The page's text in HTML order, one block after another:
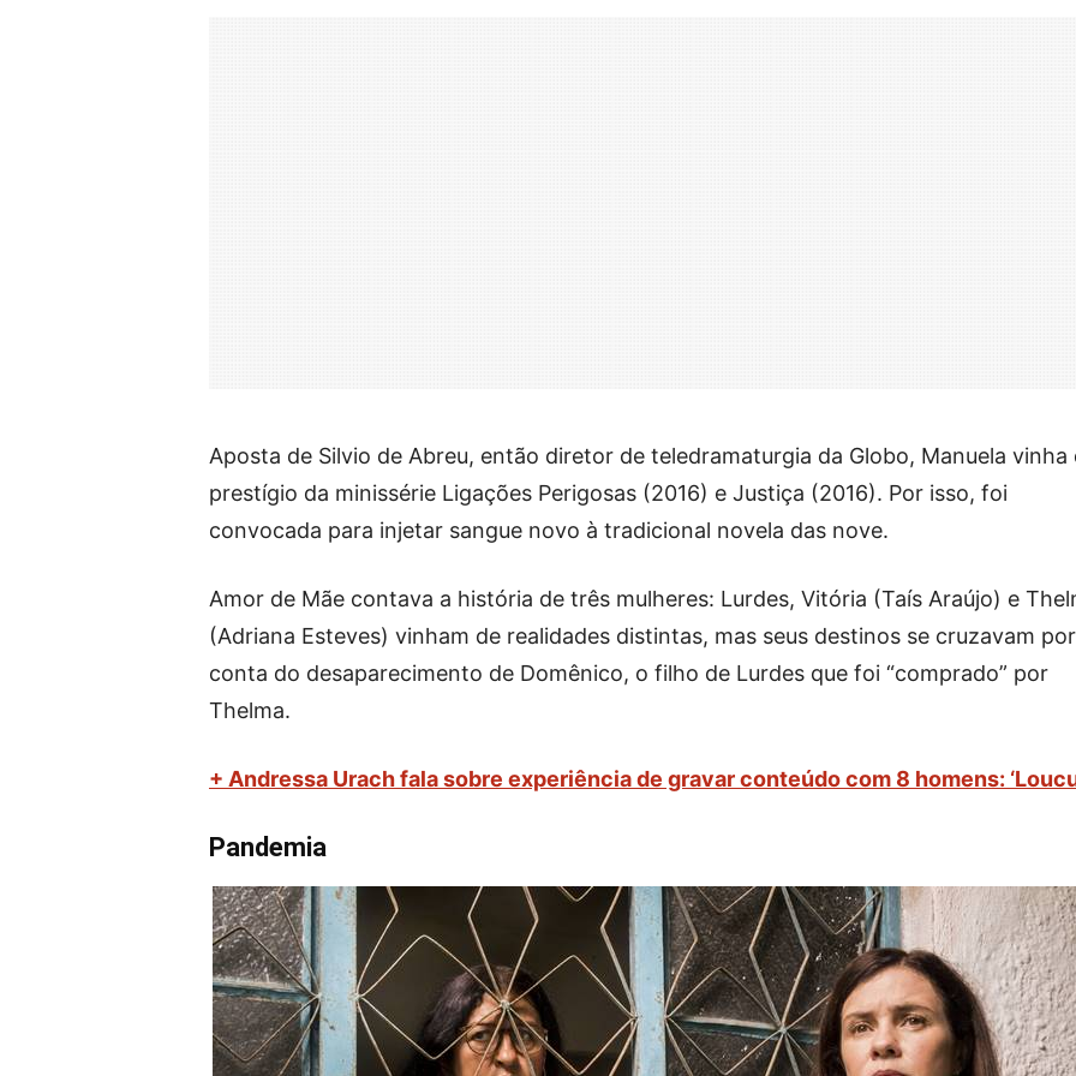
Aposta de Silvio de Abreu, então diretor de teledramaturgia da Globo, Manuela vinha
prestígio da minissérie Ligações Perigosas (2016) e Justiça (2016). Por isso, foi
convocada para injetar sangue novo à tradicional novela das nove.
Amor de Mãe contava a história de três mulheres: Lurdes, Vitória (Taís Araújo) e
(Adriana Esteves) vinham de realidades distintas, mas seus destinos se cruzavam por
conta do desaparecimento de Domênico, o filho de Lurdes que foi “comprado” por
Thelma.
+ Andressa Urach fala sobre experiência de gravar conteúdo com 8 homens:
Pandemia